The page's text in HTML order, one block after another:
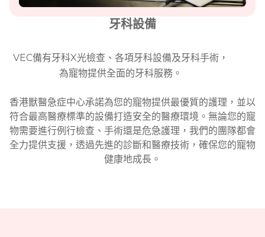
牙科設備
VEC備有牙科X光檢查、各項牙科設備及牙科手術，
為寵物提供全面的牙科服務。
香港獸醫急症中心承諾為您的寵物提供最優質的護理，並以
符合最高醫療標準的設備打造安全的醫療環境。無論您的寵
物需要進行例行檢查、手術還是危急護理，我們的團隊都會
全力提供支援，透過先進的診斷和醫療技術，確保您的寵物
健康地成長。